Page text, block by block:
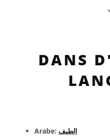
DANS
Arabe: الطيف